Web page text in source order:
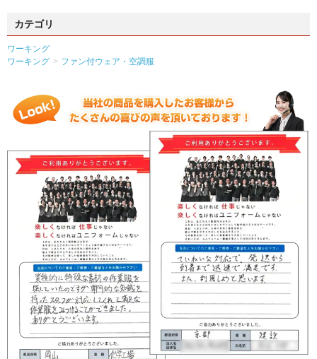
カテゴリ
ワーキング
ワーキング
ファン付ウェア・空調服